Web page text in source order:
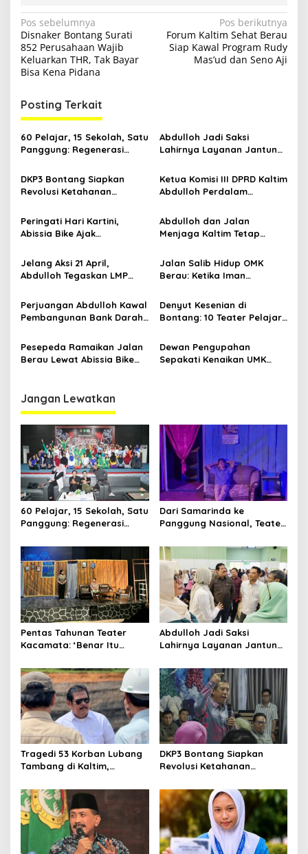
N
a
v
g
a
s
p
o
s
Pos sebelumnya
Disnaker Bontang Surati
852 Perusahaan Wajib
Keluarkan THR, Tak Bayar
Bisa Kena Pidana
Pos berikutnya
Forum Kaltim Sehat Berau
Siap Kawal Program Rudy
Mas’ud dan Seno Aji
Posting Terkait
60 Pelajar, 15 Sekolah, Satu
Panggung: Regenerasi
Jalannya
Abdulloh Jadi Saksi
Lahirnya Layanan Jantung
Jawaban Kebutuhan
Rakyat
DKP3 Bontang Siapkan
Revolusi Ketahanan
Smartani Jadi Senjata
Ketua Komisi III DPRD Kaltim
Abdulloh Perdalam
Bangku Doktoral
Peringati Hari Kartini,
Abissia Bike Ajak
Sambil Berkebaya
Abdulloh dan Jalan
Menjaga Kaltim Tetap
Gelombang Aksi 21 April
Jelang Aksi 21 April,
Abdulloh Tegaskan LMP
Kondusifitas Bersama TNI-
Polri
Jalan Salib Hidup OMK
Berau: Ketika Iman
Panggung
Perjuangan Abdulloh Kawal
Pembangunan Bank Darah
Kesehatan Warga Utama
Denyut Kesenian di
Bontang: 10 Teater Pelajar
Proses Bernama AKSARA
Pesepeda Ramaikan Jalan
Berau Lewat Abissia Bike
Dewan Pengupahan
Sepakati Kenaikan UMK
Jangan Lewatkan
60 Pelajar, 15 Sekolah, Satu
Panggung: Regenerasi
Jalannya
Dari Samarinda ke
Panggung Nasional, Teater
Kalimantan ke FTRN ISI
Yogyakarta
Pentas Tahunan Teater
Kacamata: ‘Benar Itu
Korupsi dan Kemiskinan
Abdulloh Jadi Saksi
Lahirnya Layanan Jantung
Jawaban Kebutuhan
Rakyat
Tragedi 53 Korban Lubang
Tambang di Kaltim,
Total Tata Kelola
DKP3 Bontang Siapkan
Revolusi Ketahanan
Smartani Jadi Senjata